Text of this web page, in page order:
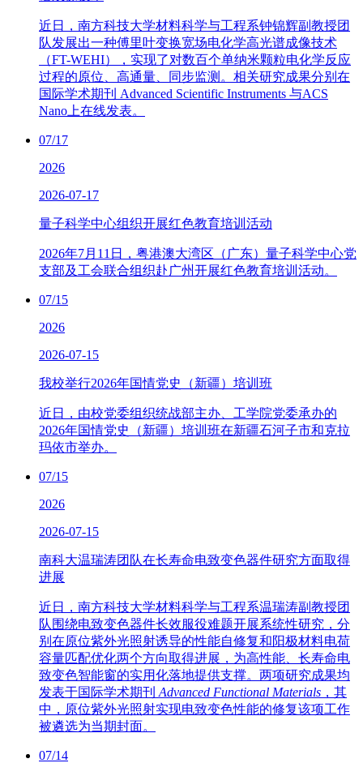
近日，南方科技大学材料科学与工程系钟锦辉副教授团
队发展出一种傅里叶变换宽场电化学高光谱成像技术
（FT-WEHI），实现了对数百个单纳米颗粒电化学反应
过程的原位、高通量、同步监测。相关研究成果分别在
国际学术期刊 Advanced Scientific Instruments 与ACS
Nano上在线发表。
07/17
2026
2026-07-17
量子科学中心组织开展红色教育培训活动
2026年7月11日，粤港澳大湾区（广东）量子科学中心党
支部及工会联合组织赴广州开展红色教育培训活动。
07/15
2026
2026-07-15
我校举行2026年国情党史（新疆）培训班
近日，由校党委组织统战部主办、工学院党委承办的
2026年国情党史（新疆）培训班在新疆石河子市和克拉
玛依市举办。
07/15
2026
2026-07-15
南科大温瑞涛团队在长寿命电致变色器件研究方面取得
进展
近日，南方科技大学材料科学与工程系温瑞涛副教授团
队围绕电致变色器件长效服役难题开展系统性研究，分
别在原位紫外光照射诱导的性能自修复和阳极材料电荷
容量匹配优化两个方向取得进展，为高性能、长寿命电
致变色智能窗的实用化落地提供支撑。两项研究成果均
发表于国际学术期刊 Advanced Functional Materials ，其
中，原位紫外光照射实现电致变色性能的修复该项工作
被遴选为当期封面。
07/14